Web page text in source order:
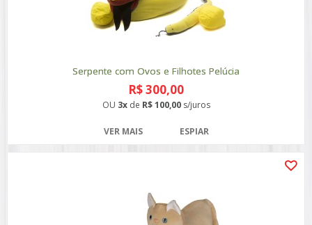
Serpente com Ovos e Filhotes Pelúcia
R$ 300,00
OU 3xde R$ 100,00s/juros
VER MAIS ESPIAR